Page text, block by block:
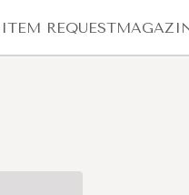
ITEM REQUEST